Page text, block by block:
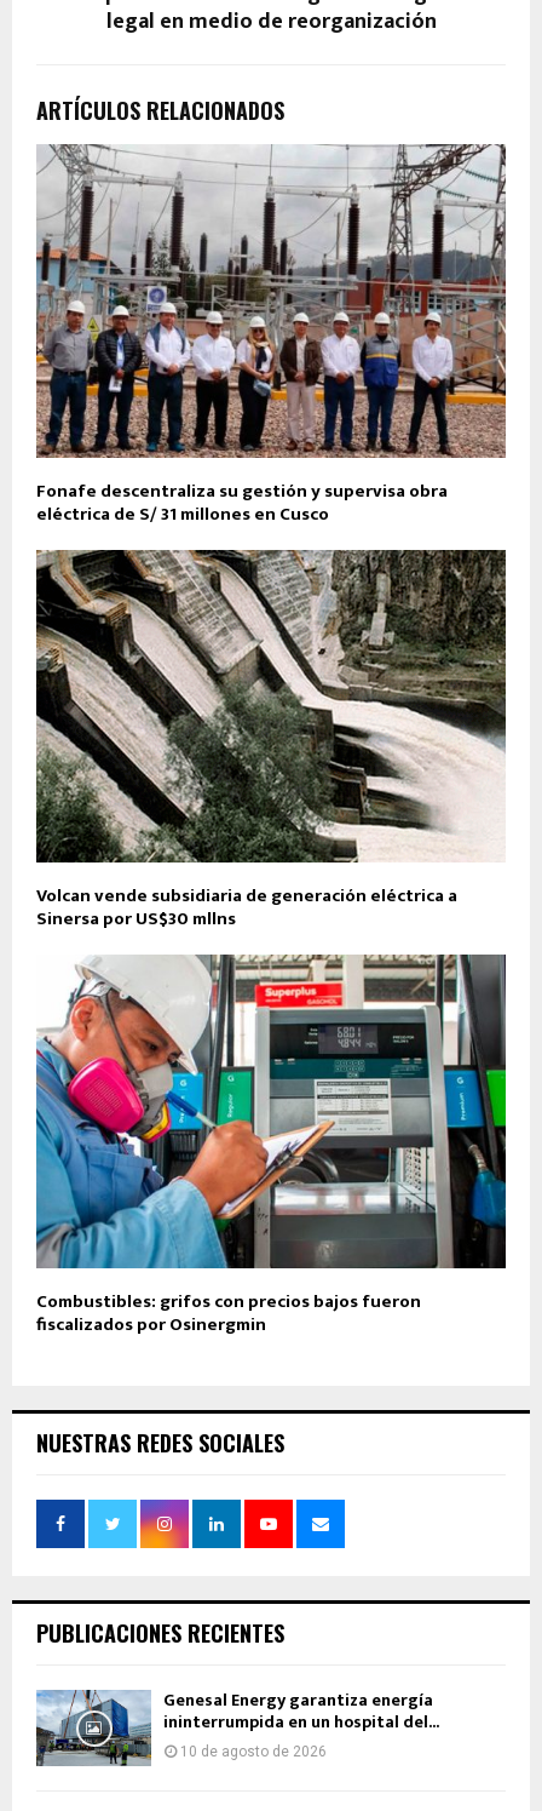
legal en medio de reorganización
ARTÍCULOS RELACIONADOS
Fonafe descentraliza su gestión y supervisa obra
eléctrica de S/ 31 millones en Cusco
Volcan vende subsidiaria de generación eléctrica a
Sinersa por US$30 mllns
Combustibles: grifos con precios bajos fueron
fiscalizados por Osinergmin
NUESTRAS REDES SOCIALES
PUBLICACIONES RECIENTES
Genesal Energy garantiza energía
ininterrumpida en un hospital del...
10 de agosto de 2026